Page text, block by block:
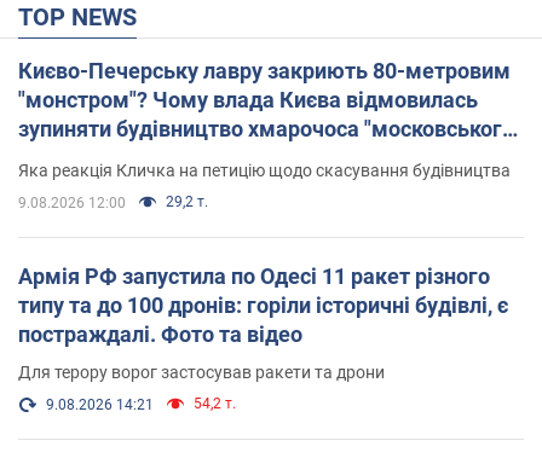
TOP NEWS
Києво-Печерську лавру закриють 80-метровим
"монстром"? Чому влада Києва відмовилась
зупиняти будівництво хмарочоса "московського
вірянина"
Яка реакція Кличка на петицію щодо скасування будівництва
9.08.2026 12:00 29,2 т.
Армія РФ запустила по Одесі 11 ракет різного
типу та до 100 дронів: горіли історичні будівлі, є
постраждалі. Фото та відео
Для терору ворог застосував ракети та дрони
9.08.2026 14:21 54,2 т.